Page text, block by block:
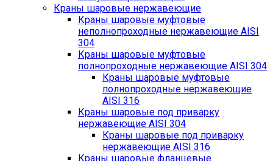
Краны шаровые нержавеющие
Краны шаровые муфтовые
неполнопроходные нержавеющие AISI
304
Краны шаровые муфтовые
полнопроходные нержавеющие AISI 304
Краны шаровые муфтовые
полнопроходные нержавеющие
AISI 316
Краны шаровые под приварку
нержавеющие AISI 304
Краны шаровые под приварку
нержавеющие AISI 316
Краны шаровые фланцевые